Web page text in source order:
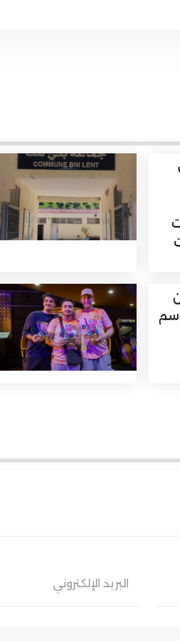
البريد الإلكتروني